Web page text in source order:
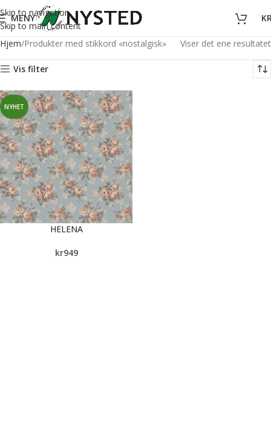
Skip to navigation
Skip to main content
MENY
Hjem Produkter med stikkord «nostalgisk» Viser det ene resultatet
Vis filter
NYHET
HELENA
kr949